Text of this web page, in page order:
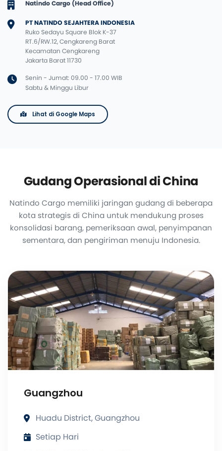
Natindo Cargo (Head Office)
PT NATINDO SEJAHTERA INDONESIA
Ruko Sedayu Square Blok K-37
RT.6/RW.12, Cengkareng Barat
Kecamatan Cengkareng
Jakarta Barat 11730
Senin - Jumat: 09.00 - 17.00 WIB
Sabtu & Minggu Libur
Lihat di Google Maps
Gudang Operasional di China
Natindo Cargo memiliki jaringan gudang di beberapa
kota strategis di China untuk mendukung proses
konsolidasi barang, pemeriksaan awal, penyimpanan
sementara, dan pengiriman menuju Indonesia.
Guangzhou
Huadu District, Guangzhou
Setiap Hari